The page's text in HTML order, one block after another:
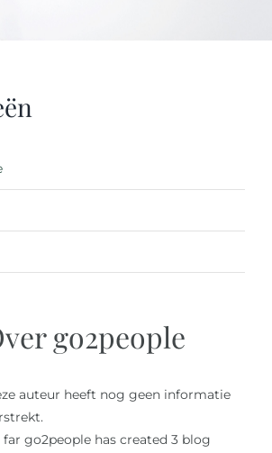
je inspireren
go2people
auteur heeft nog geen informatie
far go2people has created 3 blog